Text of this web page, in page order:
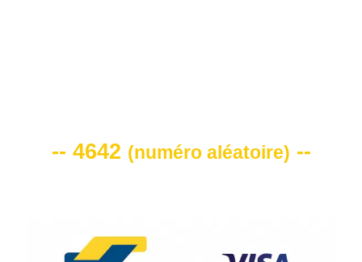
-- 4642 (numéro aléatoire) --